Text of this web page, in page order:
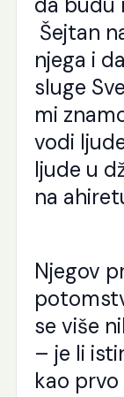
Šejtan
njega i
sluge
mi
vodi
ljude u
na
Njegov
se više
– je li
kao